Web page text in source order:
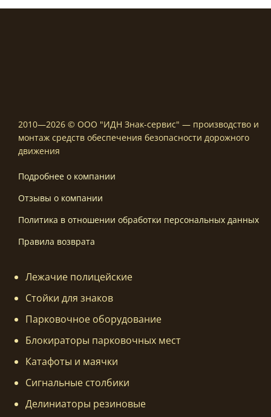
2010—2026 © ООО "ИДН Знак-сервис" — производство и
монтаж средств обеспечения безопасности дорожного
движения
Подробнее о компании
Отзывы о компании
Политика в отношении обработки персональных данных
Правила возврата
Лежачие полицейские
Стойки для знаков
Парковочное оборудование
Блокираторы парковочных мест
Катафоты и маячки
Сигнальные столбики
Делиниаторы резиновые